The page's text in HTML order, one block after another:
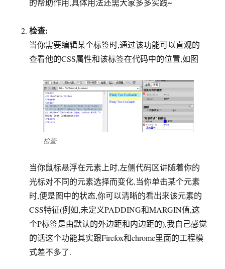
检查:
当你需要编辑某个标签时,通过该功能可以直观的
查看他的CSS属性和该标签在代码中的位置,如图
检查
当你鼠标悬浮在元素上时,左侧代码区讲随着你的
光标对不同的元素选择而变化,当你单击某个元素
时,便是图中的状态,你可以清晰的看出来该元素的
CSS特征(例如,未定义PADDING和MARGIN值,这
个P标签是由默认的外边距和内边距的),我自己感觉
的话这个功能其实跟Firefox和chrome里面的工程模
式差不多了.